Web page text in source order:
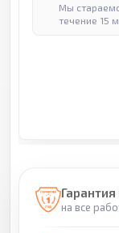
Мы
течение 15
на все